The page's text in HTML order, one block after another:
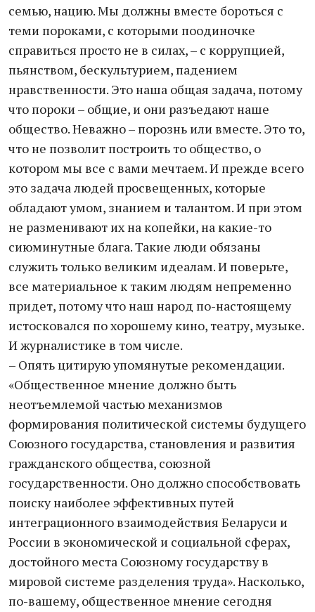
семью, нацию. Мы должны вместе бороться с
теми пороками, с которыми поодиночке
справиться просто не в силах, – с коррупцией,
пьянством, бескультурием, падением
нравственности. Это наша общая задача, потому
что пороки – общие, и они разъедают наше
общество. Неважно – порознь или вместе. Это то,
что не позволит построить то общество, о
котором мы все с вами мечтаем. И прежде всего
это задача людей просвещенных, которые
обладают умом, знанием и талантом. И при этом
не разменивают их на копейки, на какие-то
сиюминутные блага. Такие люди обязаны
служить только великим идеалам. И поверьте,
все материальное к таким людям непременно
придет, потому что наш народ по-настоящему
истосковался по хорошему кино, театру, музыке.
И журналистике в том числе.
– Опять цитирую упомянутые рекомендации.
«Общественное мнение должно быть
неотъемлемой частью механизмов
формирования политической системы будущего
Союзного государства, становления и развития
гражданского общества, союзной
государственности. Оно должно способствовать
поиску наиболее эффективных путей
интеграционного взаимодействия Беларуси и
России в экономической и социальной сферах,
достойного места Союзному государству в
мировой системе разделения труда». Насколько,
по-вашему, общественное мнение сегодня